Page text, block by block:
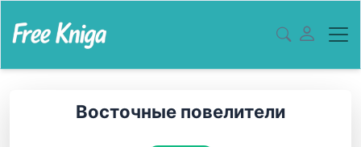
Восточные повелители